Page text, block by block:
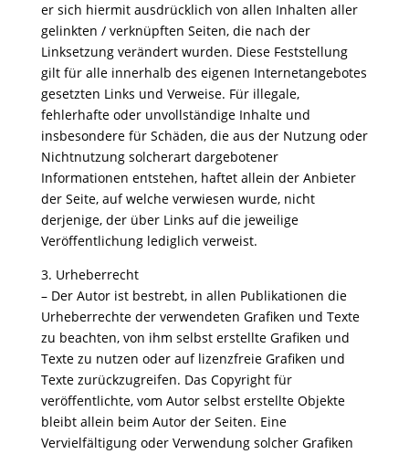
er sich hiermit ausdrücklich von allen Inhalten aller
gelinkten / verknüpften Seiten, die nach der
Linksetzung verändert wurden. Diese Feststellung
gilt für alle innerhalb des eigenen Internetangebotes
gesetzten Links und Verweise. Für illegale,
fehlerhafte oder unvollständige Inhalte und
insbesondere für Schäden, die aus der Nutzung oder
Nichtnutzung solcherart dargebotener
Informationen entstehen, haftet allein der Anbieter
der Seite, auf welche verwiesen wurde, nicht
derjenige, der über Links auf die jeweilige
Veröffentlichung lediglich verweist.
3. Urheberrecht
– Der Autor ist bestrebt, in allen Publikationen die
Urheberrechte der verwendeten Grafiken und Texte
zu beachten, von ihm selbst erstellte Grafiken und
Texte zu nutzen oder auf lizenzfreie Grafiken und
Texte zurückzugreifen. Das Copyright für
veröffentlichte, vom Autor selbst erstellte Objekte
bleibt allein beim Autor der Seiten. Eine
Vervielfältigung oder Verwendung solcher Grafiken